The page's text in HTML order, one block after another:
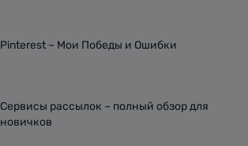
Pinterest – Мои Победы и Ошибки
Сервисы рассылок – полный обзор для
новичков